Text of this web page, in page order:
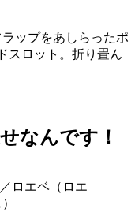
ップをあしらったポ
スロット。折り畳ん
なんです！
ロエベ（ロエ